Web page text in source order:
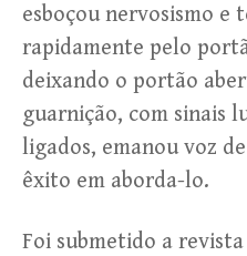
esboçou nervosismo e
rapidamente pelo
deixando o portão
guarnição, com sinais
ligados, emanou voz
êxito em aborda-lo.
Foi submetido a